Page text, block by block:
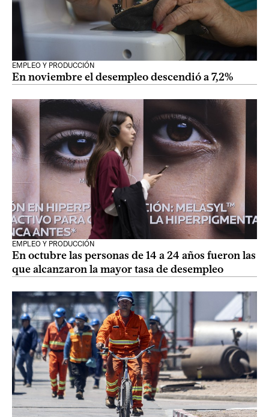
EMPLEO Y PRODUCCIÓN
En noviembre el desempleo descendió a 7,2%
EMPLEO Y PRODUCCIÓN
En octubre las personas de 14 a 24 años fueron las
que alcanzaron la mayor tasa de desempleo